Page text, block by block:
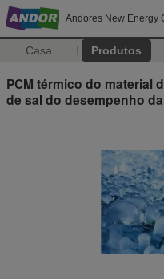
Andores New Energy
Casa Produtos
PCM térmico do material
de sal do desempenho